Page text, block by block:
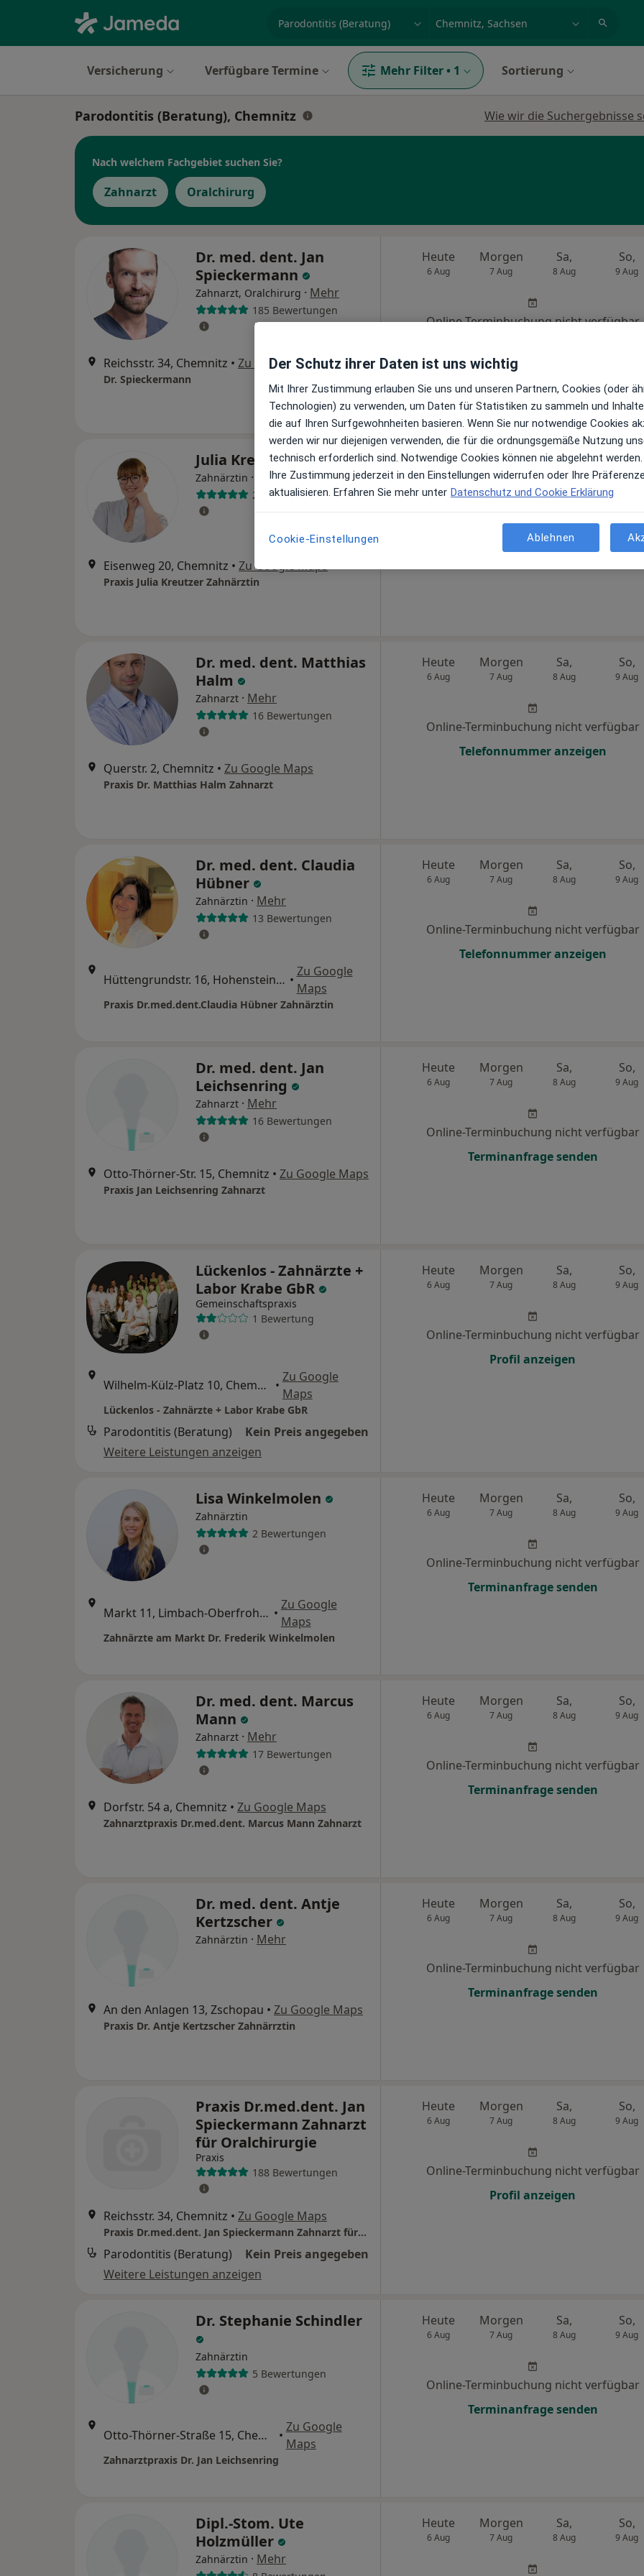
Versicherung Verfügbare Termine Mehr Filter • 1 Sortierung
Parodontitis (Beratung), Chemnitz Wie wir die Suchergebnisse
Nach welchem Fachgebiet suchen Sie?
Zahnarzt Oralchirurg
Dr. med. dent. Jan
Spieckermann
Zahnarzt, Oralchirurg · Mehr
185 Bewertungen
Reichsstr. 34, Chemnitz • Zu Google Maps
Dr. Spieckermann
Heute
6 Aug
Morgen
7 Aug
Sa,
8 Aug
So,
9 Aug
Online-Terminbuchung nicht verfügbar
Julia Kreutzer
Zahnärztin · Mehr
2 Bewertungen
Eisenweg 20, Chemnitz • Zu Google Maps
Praxis Julia Kreutzer Zahnärztin
Heute
6 Aug
Morgen
7 Aug
Sa,
8 Aug
So,
9 Aug
Online-Terminbuchung nicht verfügbar
Telefonnummer anzeigen
Dr. med. dent. Matthias
Halm
Zahnarzt · Mehr
16 Bewertungen
Querstr. 2, Chemnitz • Zu Google Maps
Praxis Dr. Matthias Halm Zahnarzt
Heute
6 Aug
Morgen
7 Aug
Sa,
8 Aug
So,
9 Aug
Online-Terminbuchung nicht verfügbar
Telefonnummer anzeigen
Dr. med. dent. Claudia
Hübner
Zahnärztin · Mehr
13 Bewertungen
Hüttengrundstr. 16, Hohenstein-Ernstthal •
Zu Google
Maps
Praxis Dr.med.dent.Claudia Hübner Zahnärztin
Heute
6 Aug
Morgen
7 Aug
Sa,
8 Aug
So,
9 Aug
Online-Terminbuchung nicht verfügbar
Telefonnummer anzeigen
Dr. med. dent. Jan
Leichsenring
Zahnarzt · Mehr
16 Bewertungen
Otto-Thörner-Str. 15, Chemnitz • Zu Google Maps
Praxis Jan Leichsenring Zahnarzt
Heute
6 Aug
Morgen
7 Aug
Sa,
8 Aug
So,
9 Aug
Online-Terminbuchung nicht verfügbar
Terminanfrage senden
Lückenlos - Zahnärzte +
Labor Krabe GbR
Gemeinschaftspraxis
1 Bewertung
Wilhelm-Külz-Platz 10, Chemnitz •
Zu Google
Maps
Lückenlos - Zahnärzte + Labor Krabe GbR
Parodontitis (Beratung)
Kein Preis angegeben
Weitere Leistungen anzeigen
Heute
6 Aug
Morgen
7 Aug
Sa,
8 Aug
So,
9 Aug
Online-Terminbuchung nicht verfügbar
Profil anzeigen
Lisa Winkelmolen
Zahnärztin
2 Bewertungen
Markt 11, Limbach-Oberfrohna •
Zu Google
Maps
Zahnärzte am Markt Dr. Frederik Winkelmolen
Heute
6 Aug
Morgen
7 Aug
Sa,
8 Aug
So,
9 Aug
Online-Terminbuchung nicht verfügbar
Terminanfrage senden
Dr. med. dent. Marcus
Mann
Zahnarzt · Mehr
17 Bewertungen
Dorfstr. 54 a, Chemnitz • Zu Google Maps
Zahnarztpraxis Dr.med.dent. Marcus Mann Zahnarzt
Heute
6 Aug
Morgen
7 Aug
Sa,
8 Aug
So,
9 Aug
Online-Terminbuchung nicht verfügbar
Terminanfrage senden
Dr. med. dent. Antje
Kertzscher
Zahnärztin · Mehr
An den Anlagen 13, Zschopau • Zu Google Maps
Praxis Dr. Antje Kertzscher Zahnärrztin
Heute
6 Aug
Morgen
7 Aug
Sa,
8 Aug
So,
9 Aug
Online-Terminbuchung nicht verfügbar
Terminanfrage senden
Praxis Dr.med.dent. Jan
Spieckermann Zahnarzt
für Oralchirurgie
Praxis
188 Bewertungen
Reichsstr. 34, Chemnitz • Zu Google Maps
Praxis Dr.med.dent. Jan Spieckermann Zahnarzt für Oralchirurgie
Parodontitis (Beratung)
Kein Preis angegeben
Weitere Leistungen anzeigen
Heute
6 Aug
Morgen
7 Aug
Sa,
8 Aug
So,
9 Aug
Online-Terminbuchung nicht verfügbar
Profil anzeigen
Dr. Stephanie Schindler
Zahnärztin
5 Bewertungen
Otto-Thörner-Straße 15, Chemnitz •
Zu Google
Maps
Zahnarztpraxis Dr. Jan Leichsenring
Heute
6 Aug
Morgen
7 Aug
Sa,
8 Aug
So,
9 Aug
Online-Terminbuchung nicht verfügbar
Terminanfrage senden
Dipl.-Stom. Ute
Holzmüller
Zahnärztin · Mehr
Heute
6 Aug
Morgen
7 Aug
Sa,
8 Aug
So,
9 Aug
Der Schutz ihrer Daten ist uns wichtig
Mit Ihrer Zustimmung erlauben Sie uns und unseren Partnern, Cookies (oder
Technologien) zu verwenden, um Daten für Statistiken zu sammeln und
die auf Ihren Surfgewohnheiten basieren. Wenn Sie nur notwendige Cookies
werden wir nur diejenigen verwenden, die für die ordnungsgemäße Nutzung
technisch erforderlich sind. Notwendige Cookies können nie abgelehnt werden.
Ihre Zustimmung jederzeit in den Einstellungen widerrufen oder Ihre
aktualisieren. Erfahren Sie mehr unter Datenschutz und Cookie Erklärung
Cookie-Einstellungen Ablehnen